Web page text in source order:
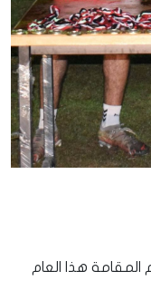
المقامة هذا العام